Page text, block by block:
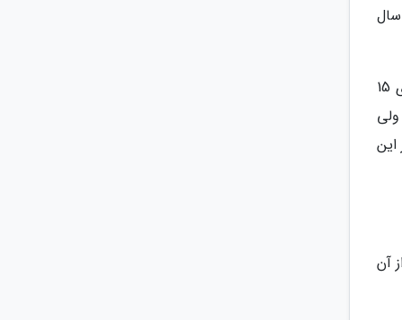
موسیقی ها یا ویدیویی خنده دار از آن ها می باشند و به همین خاطر افراد بالای 20 سال
شاید یکی از دلایلی که تیک تاک برای برخی قابل درک نیست، کوتاه بودن ویدیو ها باشد. تیک تاک اصولا ویدیو های 15
آن